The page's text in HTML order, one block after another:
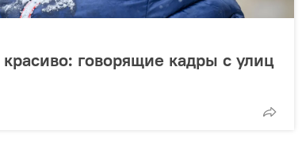
говорящие кадры с улиц